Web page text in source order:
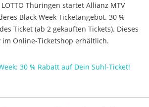
Thüringen startet Allianz MTV
Black Week Ticketangebot. 30 %
Ticket (ab 2 gekauften Tickets). Dieses
im Online-Ticketshop erhältlich.
30 % Rabatt auf Dein Suhl-Ticket!